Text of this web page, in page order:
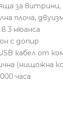
за витрини,
плоча,
3 нюанса
с допир
кабел от
(нищожна
часа